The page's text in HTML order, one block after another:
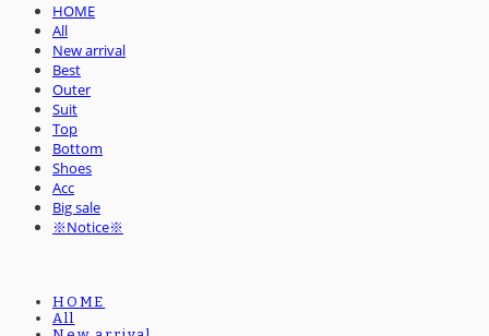
HOME
All
New arrival
Best
Outer
Suit
Top
Bottom
Shoes
Acc
Big sale
※Notice※
HOME
All